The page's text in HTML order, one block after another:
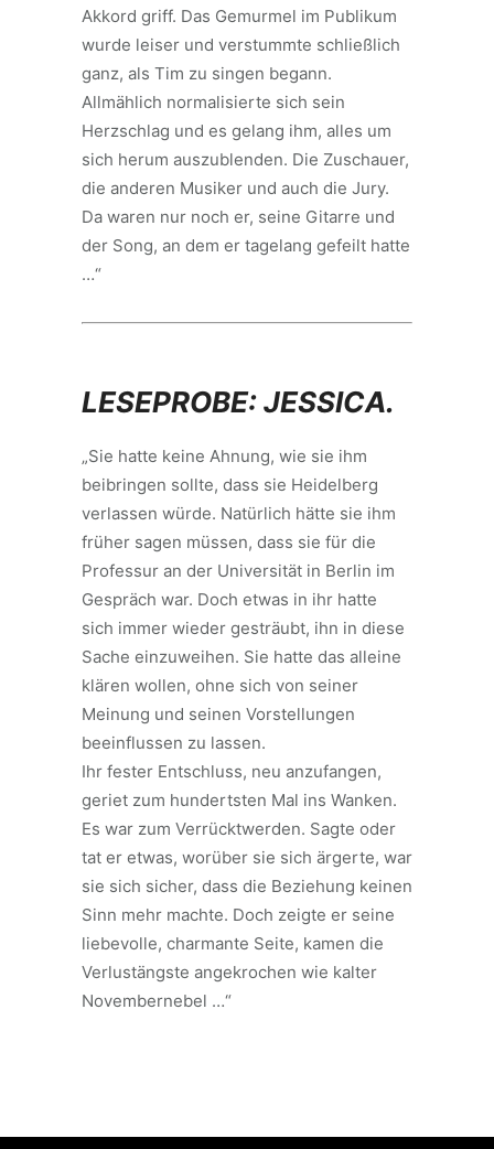
Akkord griff. Das Gemurmel im Publikum
wurde leiser und verstummte schließlich
ganz, als Tim zu singen begann.
Allmählich normalisierte sich sein
Herzschlag und es gelang ihm, alles um
sich herum auszublenden. Die Zuschauer,
die anderen Musiker und auch die Jury.
Da waren nur noch er, seine Gitarre und
der Song, an dem er tagelang gefeilt hatte
…“
LESEPROBE: JESSICA.
„Sie hatte keine Ahnung, wie sie ihm
beibringen sollte, dass sie Heidelberg
verlassen würde. Natürlich hätte sie ihm
früher sagen müssen, dass sie für die
Professur an der Universität in Berlin im
Gespräch war. Doch etwas in ihr hatte
sich immer wieder gesträubt, ihn in diese
Sache einzuweihen. Sie hatte das alleine
klären wollen, ohne sich von seiner
Meinung und seinen Vorstellungen
beeinflussen zu lassen.
Ihr fester Entschluss, neu anzufangen,
geriet zum hundertsten Mal ins Wanken.
Es war zum Verrücktwerden. Sagte oder
tat er etwas, worüber sie sich ärgerte, war
sie sich sicher, dass die Beziehung keinen
Sinn mehr machte. Doch zeigte er seine
liebevolle, charmante Seite, kamen die
Verlustängste angekrochen wie kalter
Novembernebel …“